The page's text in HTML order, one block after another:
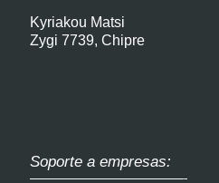
Kyriakou Matsi
Zygi 7739, Chipre
Soporte a empresas: